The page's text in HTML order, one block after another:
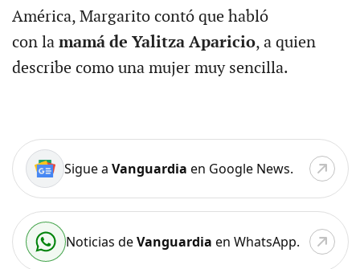
América, Margarito contó que habló
con la mamá de Yalitza Aparicio, a quien
describe como una mujer muy sencilla.
Sigue a Vanguardia en Google News.
Noticias deVanguardia en WhatsApp.